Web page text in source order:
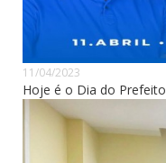
11/04/2023
Hoje é o Dia do Prefeito